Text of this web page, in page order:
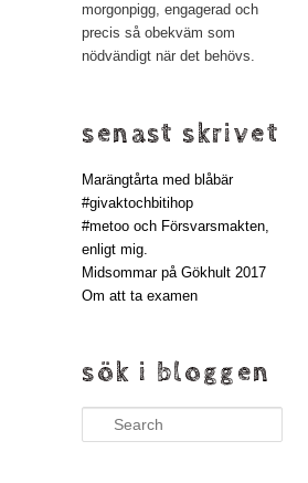
morgonpigg, engagerad och
precis så obekväm som
nödvändigt när det behövs.
senast skrivet
Marängtårta med blåbär
#givaktochbitihop
#metoo och Försvarsmakten,
enligt mig.
Midsommar på Gökhult 2017
Om att ta examen
sök i bloggen
Search